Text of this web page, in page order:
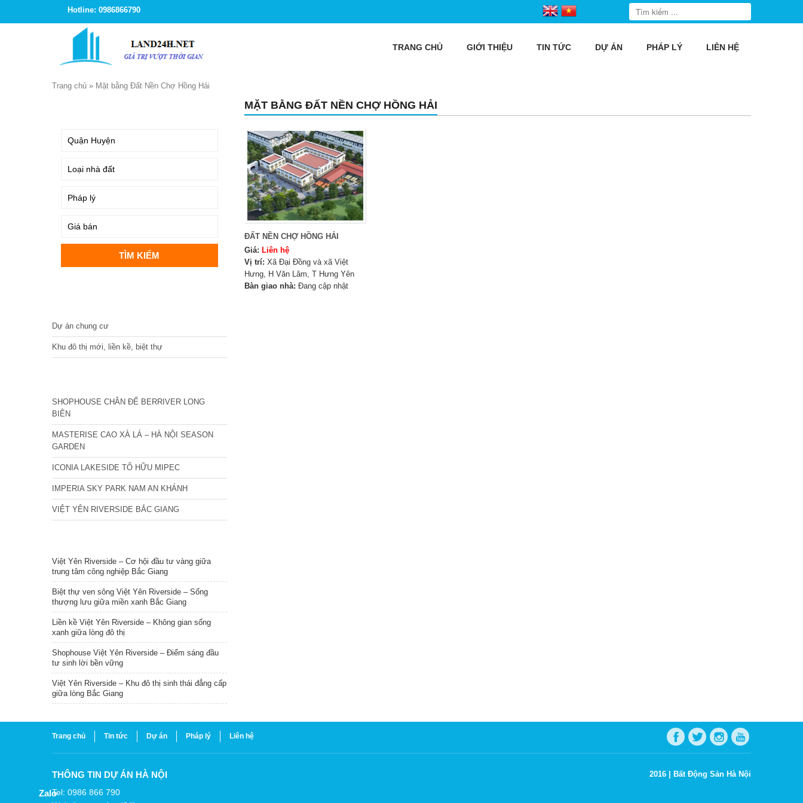
Hotline: 0986866790
TRANG CHỦ GIỚI THIỆU TIN TỨC DỰ ÁN PHÁP LÝ LIÊN HỆ
Trang chủ » Mặt bằng Đất Nền Chợ Hồng Hải
MẶT BẰNG ĐẤT NỀN CHỢ HỒNG HẢI
ĐẤT NỀN CHỢ HỒNG HẢI
Giá: Liên hệ
Vị trí: Xã Đại Đồng và xã Việt
Hưng, H Văn Lâm, T Hưng Yên
Bàn giao nhà: Đang cập nhật
Dự án chung cư
Khu đô thị mới, liền kề, biệt thự
SHOPHOUSE CHÂN ĐẾ BERRIVER LONG
BIÊN
MASTERISE CAO XÀ LÁ – HÀ NỘI SEASON
GARDEN
ICONIA LAKESIDE TỐ HỮU MIPEC
IMPERIA SKY PARK NAM AN KHÁNH
VIỆT YÊN RIVERSIDE BẮC GIANG
Việt Yên Riverside – Cơ hội đầu tư vàng giữa
trung tâm công nghiệp Bắc Giang
Biệt thự ven sông Việt Yên Riverside – Sống
thượng lưu giữa miền xanh Bắc Giang
Liền kề Việt Yên Riverside – Không gian sống
xanh giữa lòng đô thị
Shophouse Việt Yên Riverside – Điểm sáng đầu
tư sinh lời bền vững
Việt Yên Riverside – Khu đô thị sinh thái đẳng cấp
giữa lòng Bắc Giang
Trang chủ Tin tức Dự án Pháp lý Liên hệ
THÔNG TIN DỰ ÁN HÀ NỘI
Tel: 0986 866 790
2016 | Bất Động Sản Hà Nội
Zalo